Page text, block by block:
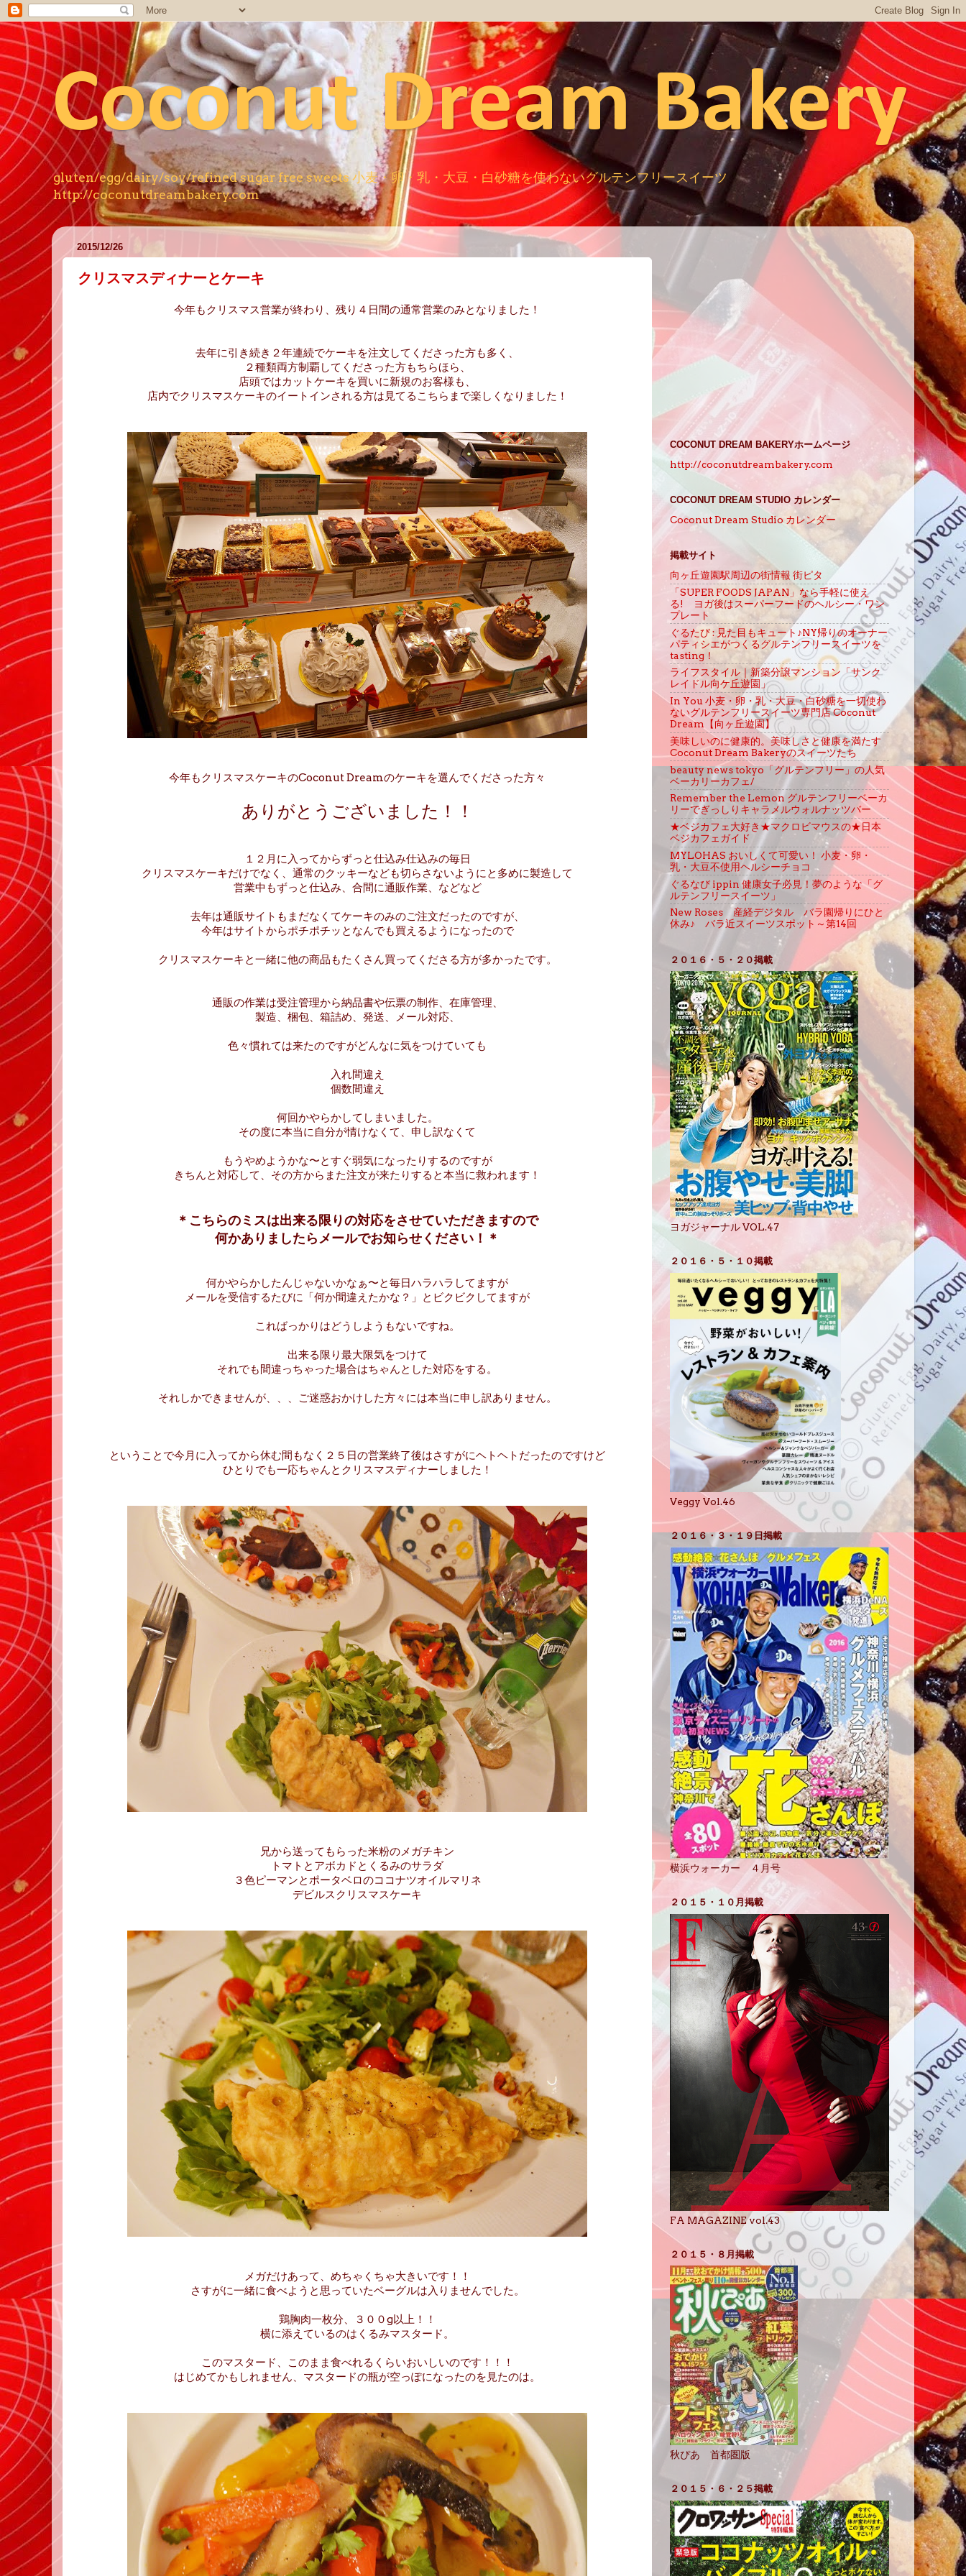
Coconut Dream Bakery
gluten/egg/dairy/soy/refined sugar free sweets 小麦・卵・乳・大豆・白砂糖を使わないグルテンフリースイーツ
http://coconutdreambakery.com
2015/12/26
クリスマスディナーとケーキ
今年もクリスマス営業が終わり、残り４日間の通常営業のみとなりました！
去年に引き続き２年連続でケーキを注文してくださった方も多く、
２種類両方制覇してくださった方もちらほら、
店頭ではカットケーキを買いに新規のお客様も、
店内でクリスマスケーキのイートインされる方は見てるこちらまで楽しくなりました！
今年もクリスマスケーキのCoconut Dreamのケーキを選んでくださった方々
ありがとうございました！！
１２月に入ってからずっと仕込み仕込みの毎日
クリスマスケーキだけでなく、通常のクッキーなども切らさないようにと多めに製造して
営業中もずっと仕込み、合間に通販作業、などなど
去年は通販サイトもまだなくてケーキのみのご注文だったのですが、
今年はサイトからポチポチッとなんでも買えるようになったので
クリスマスケーキと一緒に他の商品もたくさん買ってくださる方が多かったです。
通販の作業は受注管理から納品書や伝票の制作、在庫管理、
製造、梱包、箱詰め、発送、メール対応、
色々慣れては来たのですがどんなに気をつけていても
入れ間違え
個数間違え
何回かやらかしてしまいました。
その度に本当に自分が情けなくて、申し訳なくて
もうやめようかな〜とすぐ弱気になったりするのですが
きちんと対応して、その方からまた注文が来たりすると本当に救われます！
＊こちらのミスは出来る限りの対応をさせていただきますので
何かありましたらメールでお知らせください！＊
何かやらかしたんじゃないかなぁ〜と毎日ハラハラしてますが
メールを受信するたびに「何か間違えたかな？」とビクビクしてますが
こればっかりはどうしようもないですね。
出来る限り最大限気をつけて
それでも間違っちゃった場合はちゃんとした対応をする。
それしかできませんが、、、ご迷惑おかけした方々には本当に申し訳ありません。
ということで今月に入ってから休む間もなく２５日の営業終了後はさすがにヘトヘトだったのですけど
ひとりでも一応ちゃんとクリスマスディナーしました！
兄から送ってもらった米粉のメガチキン
トマトとアボカドとくるみのサラダ
３色ピーマンとポータベロのココナツオイルマリネ
デビルスクリスマスケーキ
メガだけあって、めちゃくちゃ大きいです！！
さすがに一緒に食べようと思っていたベーグルは入りませんでした。
鶏胸肉一枚分、３００g以上！！
横に添えているのはくるみマスタード。
このマスタード、このまま食べれるくらいおいしいのです！！！
はじめてかもしれません、マスタードの瓶が空っぽになったのを見たのは。
COCONUT DREAM BAKERYホームページ
http://coconutdreambakery.com
COCONUT DREAM STUDIO カレンダー
Coconut Dream Studio カレンダー
掲載サイト
向ヶ丘遊園駅周辺の街情報 街ピタ
「SUPER FOODS JAPAN」なら手軽に使え
る! ヨガ後はスーパーフードのヘルシー・ワン
プレート
ぐるたび : 見た目もキュート♪NY帰りのオーナー
パティシエがつくるグルテンフリースイーツを
tasting！
ライフスタイル｜新築分譲マンション「サンク
レイドル向ケ丘遊園」
In You 小麦・卵・乳・大豆・白砂糖を一切使わ
ないグルテンフリースイーツ専門店 Coconut
Dream【向ヶ丘遊園】
美味しいのに健康的。美味しさと健康を満たす
Coconut Dream Bakeryのスイーツたち
beauty news tokyo「グルテンフリー」の人気
ベーカリーカフェ/
Remember the Lemon グルテンフリーベーカ
リーでぎっしりキャラメルウォルナッツバー
★ベジカフェ大好き★マクロビマウスの★日本
ベジカフェガイド
MYLOHAS おいしくて可愛い！ 小麦・卵・
乳・大豆不使用ヘルシーチョコ
ぐるなび ippin 健康女子必見！夢のような「グ
ルテンフリースイーツ」
New Roses 産経デジタル バラ園帰りにひと
休み♪ バラ近スイーツスポット～第14回
２０１６・５・２０掲載
ヨガジャーナル VOL.47
２０１６・５・１０掲載
Veggy Vol.46
２０１６・３・１９日掲載
横浜ウォーカー ４月号
２０１５・１０月掲載
FA MAGAZINE vol.43
２０１５・８月掲載
秋ぴあ 首都圏版
２０１５・６・２５掲載